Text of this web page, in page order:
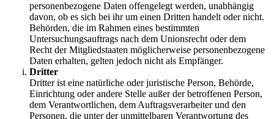
personenbezogene Daten offengelegt werden, unabhängig
davon, ob es sich bei ihr um einen Dritten handelt oder nicht.
Behörden, die im Rahmen eines bestimmten
Untersuchungsauftrags nach dem Unionsrecht oder dem
Recht der Mitgliedstaaten möglicherweise personenbezogene
Daten erhalten, gelten jedoch nicht als Empfänger.
Dritter
Dritter ist eine natürliche oder juristische Person, Behörde,
Einrichtung oder andere Stelle außer der betroffenen Person,
dem Verantwortlichen, dem Auftragsverarbeiter und den
Personen, die unter der unmittelbaren Verantwortung des